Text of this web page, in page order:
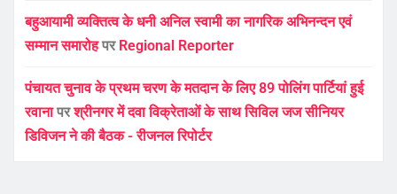
बहुआयामी व्यक्तित्व के धनी अनिल स्वामी का नागरिक अभिनन्दन एवं
सम्मान समारोहपर Regional Reporter
पंचायत चुनाव के प्रथम चरण के मतदान के लिए 89 पोलिंग पार्टियां हुई
रवानापरश्रीनगर में दवा विक्रेताओं के साथ सिविल जज सीनियर
डिविजन ने की बैठक - रीजनल रिपोर्टर